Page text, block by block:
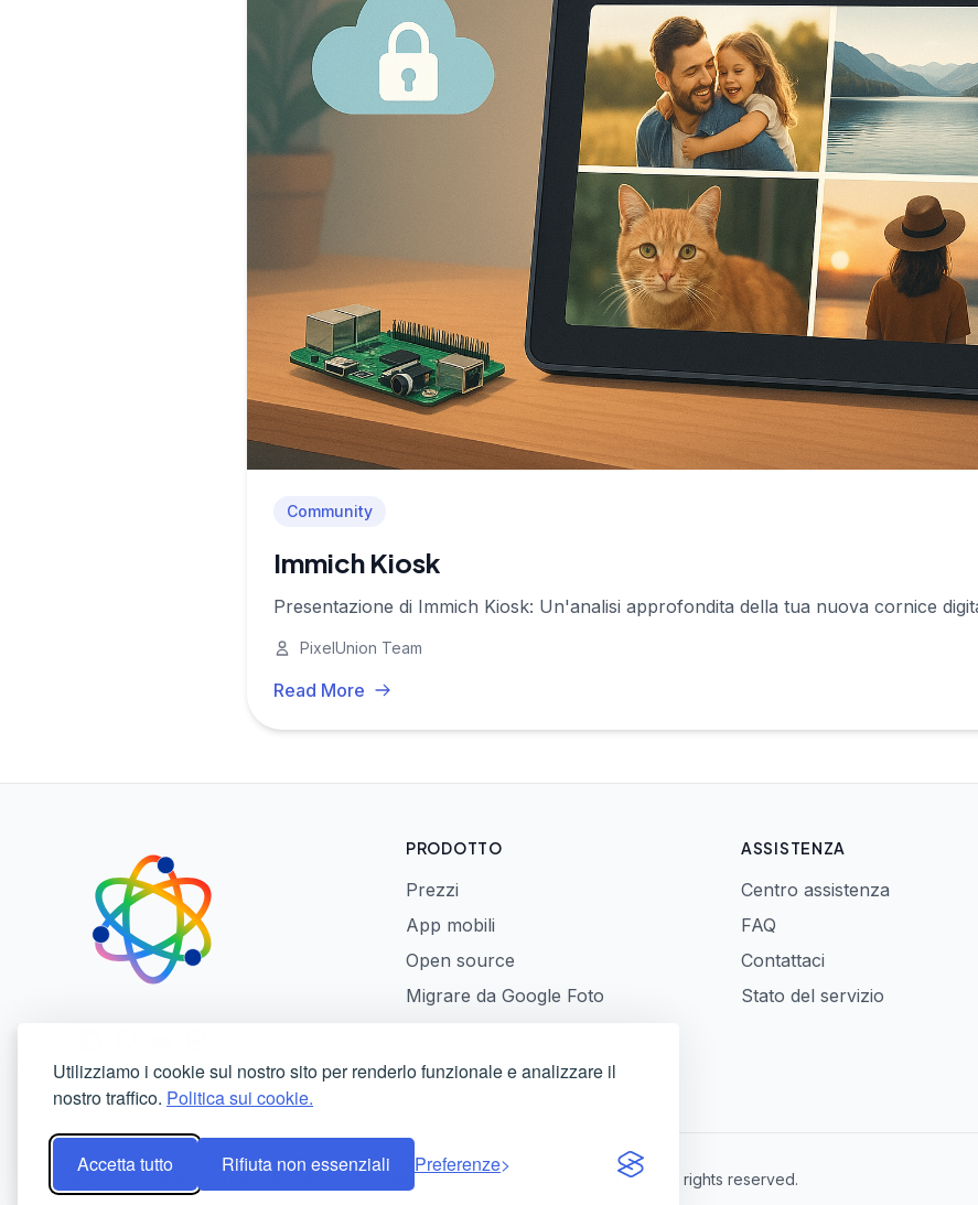
Utilizziamo i cookie sul nostro sito per renderlo funzionale e analizzare il
nostro traffico. Politica sui cookie.
Accetta tutto Rifiuta non essenziali Preferenze
Community
Immich Kiosk
Presentazione di Immich Kiosk: Un'analisi approfondita della tua nuova cornice
PixelUnion Team
Read More
PRODOTTO
Prezzi
App mobili
Open source
Migrare da Google Foto
ASSISTENZA
Centro assistenza
FAQ
Contattaci
Stato del servizio
© 2026 PixelUnion - Libera le tue foto dalle piattaforme tecnologiche americane. All rights reserved.